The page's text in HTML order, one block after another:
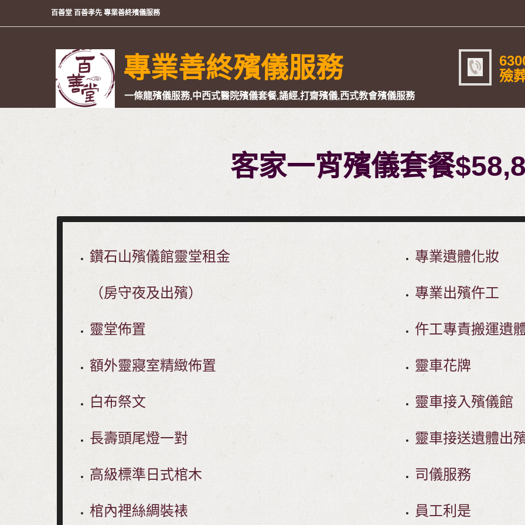
百善堂 百善孝先 專業善終殯儀服務
專業善終殯儀服務
一條龍殯儀服務,中西式醫院殯儀套餐,誦經,打齋殯儀,西式教會殯儀服務
殮
客家一宵殯儀套餐
鑽石山殯儀館靈堂租金
（房守夜及出殯）
靈堂佈置
額外靈寢室精緻佈置
白布祭文
長壽頭尾燈一對
高級標準日式棺木
棺內裡絲綢裝裱
專業遺體化妝
專業出殯仵工
仵工專責搬運遺
靈車花牌
靈車接入殯儀館
靈車接送遺體出
司儀服務
員工利是